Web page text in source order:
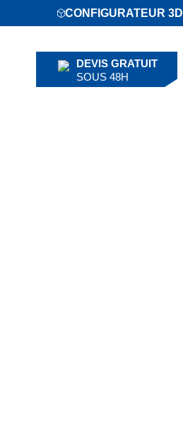
CONFIGURATEUR 3D
DEVIS GRATUIT
SOUS 48H